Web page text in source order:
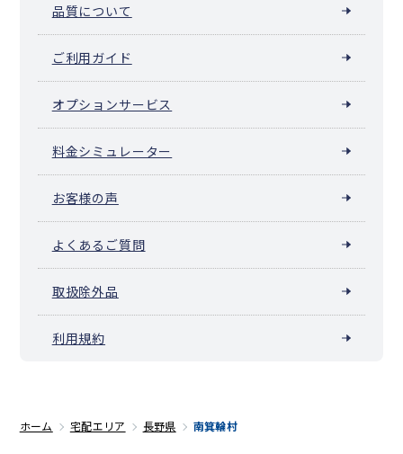
品質について
ご利用ガイド
オプションサービス
料金シミュレーター
お客様の声
よくあるご質問
取扱除外品
利用規約
ホーム 宅配エリア 長野県 南箕輪村